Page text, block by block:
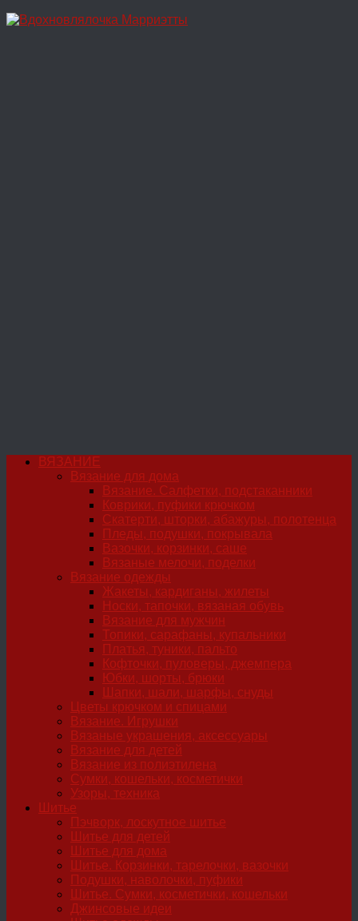
Перейти
ВЯЗАНИЕ
Вязание для дома
Вязание. Салфетки, подстаканники
Коврики, пуфики крючком
Скатерти, шторки, абажуры, полотенца
Пледы, подушки, покрывала
Вазочки, корзинки, саше
Вязаные мелочи, поделки
Вязание одежды
Жакеты, кардиганы, жилеты
Носки, тапочки, вязаная обувь
Вязание для мужчин
Топики, сарафаны, купальники
Платья, туники, пальто
Кофточки, пуловеры, джемпера
Юбки, шорты, брюки
Шапки, шали, шарфы, снуды
Цветы крючком и спицами
Вязание. Игрушки
Вязаные украшения, аксессуары
Вязание для детей
Вязание из полиэтилена
Сумки, кошельки, косметички
Узоры, техника
Шитье
Пэчворк, лоскутное шитье
Шитье для детей
Шитье для дома
Шитье. Корзинки, тарелочки, вазочки
Подушки, наволочки, пуфики
Шитье. Сумки, косметички, кошельки
Джинсовые идеи